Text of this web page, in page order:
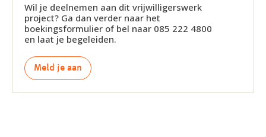
Wil je deelnemen aan dit vrijwilligerswerk
project? Ga dan verder naar het
boekingsformulier of bel naar 085 222 4800
en laat je begeleiden.
Meld je aan